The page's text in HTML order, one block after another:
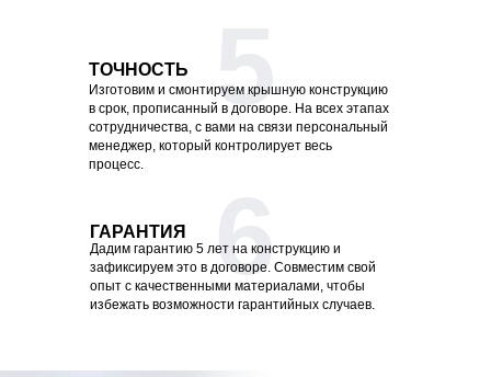
6
5
Изготовим и смонтируем крышную конструкцию
в срок, прописанный в договоре. На всех этапах
сотрудничества, с вами на связи персональный
менеджер, который контролирует весь
процесс.
Дадим гарантию 5 лет на конструкцию и
зафиксируем это в договоре. Совместим свой
опыт с качественными материалами, чтобы
избежать возможности гарантийных случаев.
ТОЧНОСТЬ
ГАРАНТИЯ